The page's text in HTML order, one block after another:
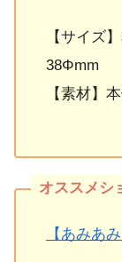
【サイズ
38Φmm
【素材】
【あみあみ